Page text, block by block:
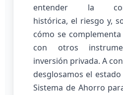
entender la
histórica, el riesgo y,
cómo se
con otros
inversión privada. A
desglosamos el
Sistema de Ahorro